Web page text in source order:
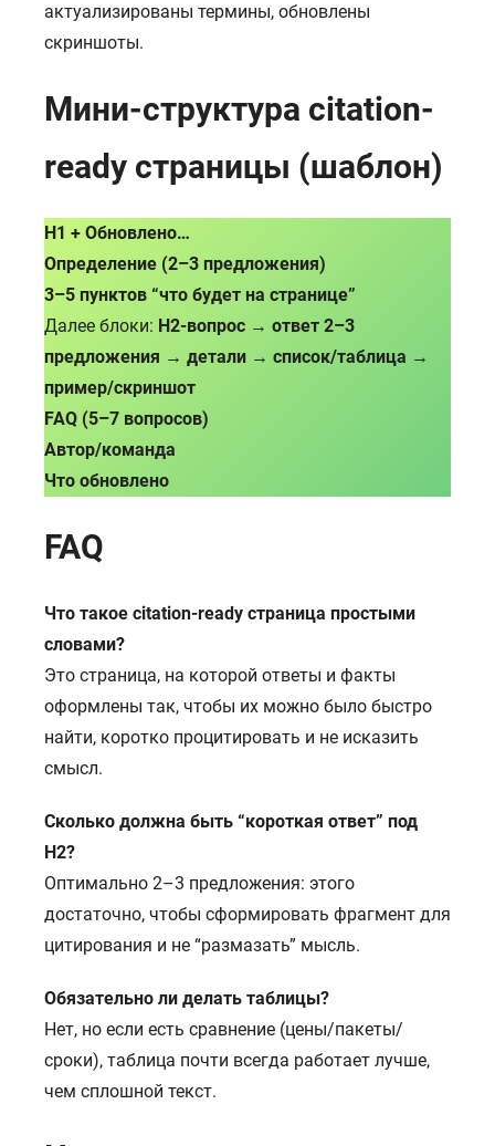
актуализированы термины, обновлены
скриншоты.
Мини-структура citation-
ready страницы (шаблон)
H1 + Обновлено…
Определение (2–3 предложения)
3–5 пунктов “что будет на странице”
Далее блоки: H2-вопрос → ответ 2–3
предложения → детали → список/таблица →
пример/скриншот
FAQ (5–7 вопросов)
Автор/команда
Что обновлено
FAQ
Что такое citation-ready страница простыми
словами?
Это страница, на которой ответы и факты
оформлены так, чтобы их можно было быстро
найти, коротко процитировать и не исказить
смысл.
Сколько должна быть “короткая ответ” под
H2?
Оптимально 2–3 предложения: этого
достаточно, чтобы сформировать фрагмент для
цитирования и не “размазать” мысль.
Обязательно ли делать таблицы?
Нет, но если есть сравнение (цены/пакеты/
сроки), таблица почти всегда работает лучше,
чем сплошной текст.